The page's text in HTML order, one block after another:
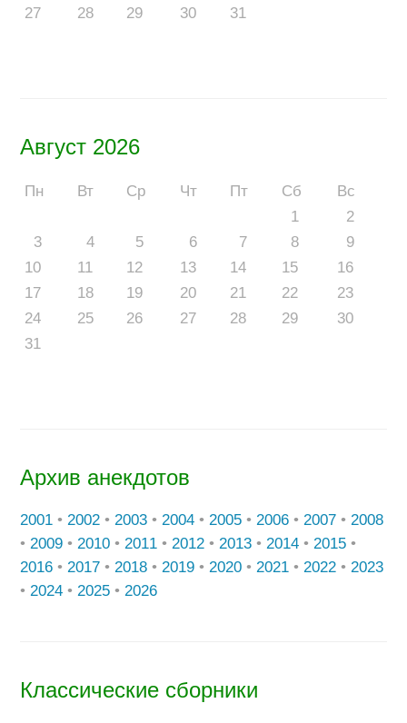
27
28 29 30 31
Август 2026
Пн Вт Ср Чт Пт Сб
Вс
1
2
3
4 5 6 7 8
9
10
11 12 13 14 15
16
17
18 19 20 21 22
23
24
25 26 27 28 29
30
31
Архив анекдотов
2001 • 2002 • 2003 • 2004 • 2005 • 2006 • 2007 • 2008
• 2009 • 2010 • 2011 • 2012 • 2013 • 2014 • 2015 •
2016 • 2017 • 2018 • 2019 • 2020 • 2021 • 2022 • 2023
• 2024 • 2025 • 2026
Классические сборники